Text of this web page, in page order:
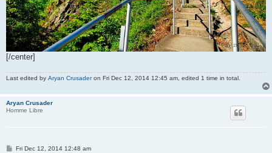
[/center]
Last edited by Aryan Crusaderon Fri Dec 12, 2014 12:45 am, edited 1 time in total.
Aryan Crusader
Homme Libre
PFri Dec 12, 2014 12:48 am